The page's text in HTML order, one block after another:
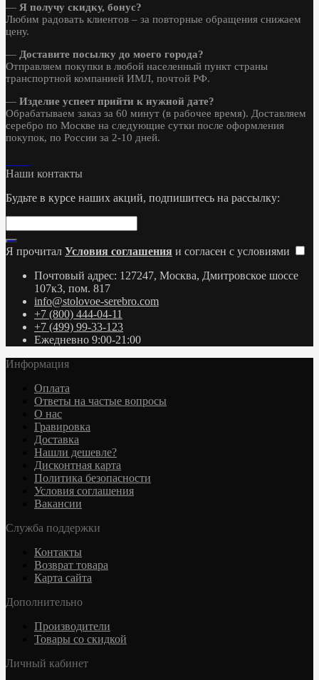
— Я получу скидку, бонус?
Любим радовать клиентов – за повторные обращения снижаем
цену.
— Доставите посылку до моего города?
Отправляем покупки в любой населенный пункт страны
транспортной компанией ИМЛ, почтой РФ.
— Изделие успеет прийти к нужной дате?
Обрабатываем заказ за 60 минут (в рабочее время). Доставляем
серебро по Москве на следующие сутки после оформления
покупок, по России за 2-10 дней.
Наши контакты
Будьте в курсе наших акций, подпишитесь на рассылку:
Я прочитал Условия соглашения и согласен с условиями
Почтовый адрес: 127247, Москва, Дмитровское шоссе
107к3, пом. 817
info@stolovoe-serebro.com
+7 (800) 444-04-11
+7 (499) 99-33-123
Ежедневно 9:00-21:00
Информация
Оплата
Ответы на частые вопросы
О нас
Гравировка
Доставка
Нашли дешевле?
Дисконтная карта
Политика безопасности
Условия соглашения
Вакансии
Служба поддержки
Контакты
Возврат товара
Карта сайта
Дополнительно
Производители
Товары со скидкой
Личный кабинет